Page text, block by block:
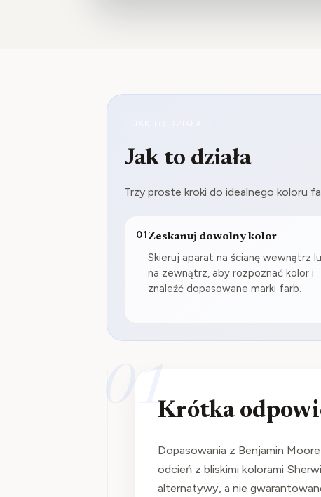
Jak to działa
Trzy proste kroki do idealnego koloru
01 Zeskanuj dowolny kolor
Skieruj aparat na ścianę wewnątrz
na zewnątrz, aby rozpoznać kolor i
znaleźć dopasowane marki farb.
01Krótka
Dopasowania z Benjamin
odcień z bliskimi kolorami
alternatywy, a nie